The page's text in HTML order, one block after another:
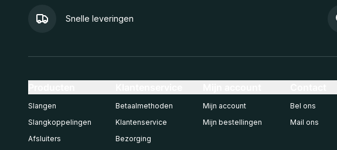
Snelle leveringen
Slangen
Slangkoppelingen
Afsluiters
Betaalmethoden
Klantenservice
Bezorging
Mijn account
Mijn bestellingen
Bel ons
Mail ons